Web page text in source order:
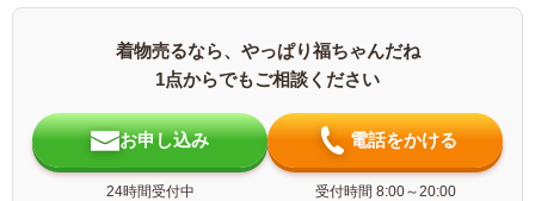
着物売るなら、やっぱり福ちゃんだね
1点からでもご相談ください
お申し込み
24時間受付中
電話をかける
受付時間 8:00～20:00